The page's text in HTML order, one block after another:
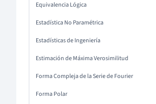
Equivalencia Lógica
Estadística No Paramétrica
Estadísticas de Ingeniería
Estimación de Máxima Verosimilitud
Forma Compleja de la Serie de Fourier
Forma Polar